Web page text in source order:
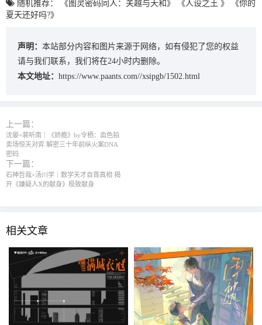
随机推荐： 《图灵密码同人：关越与天和》 《人设之王 》
《你的
夏天还好吗?》
声明： 本站部分内容和图片来源于网络，如有侵犯了您的权益
请与我们联系，我们将在24小时内删除。
本文地址： https://www.paants.com//xsipgb/1502.html
上一篇：
沈晏×裴听南｜《娇瘾》by令栖：血色拍
卖场惊天对弈 解密三十年前纵火案DNA
密码
下一篇：
石神哲哉×汤川学｜数学天才自首真相 揭
开《嫌疑人X的献身》极致献身
相关文章